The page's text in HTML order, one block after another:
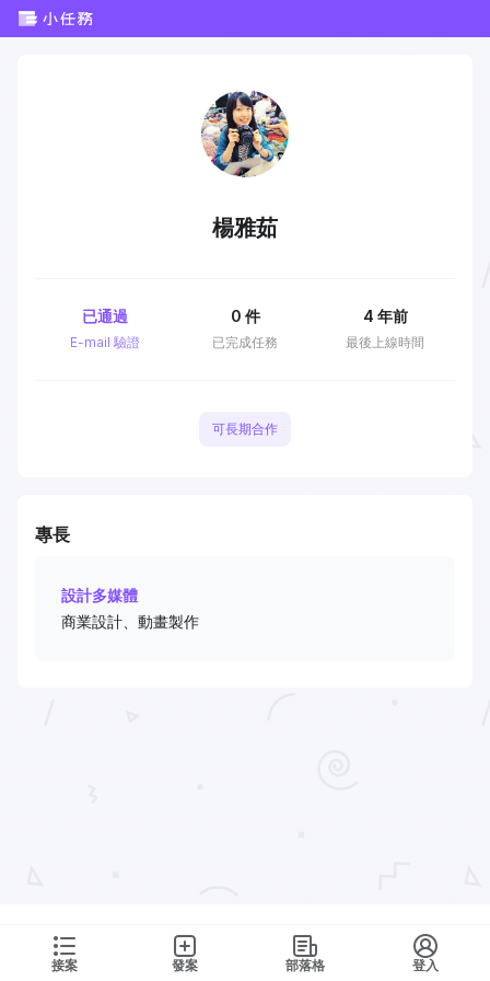
接案 發案 部落格 登入
楊雅茹
E-mail 驗證
已通過
已完成任務
0 件
最後上線時間
4 年前
可長期合作
專長
設計多媒體
商業設計、動畫製作